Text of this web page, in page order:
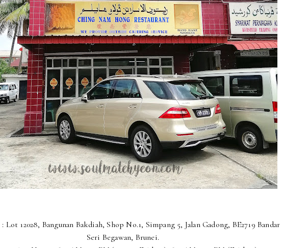
: Lot 12028, Bangunan Bakdiah, Shop No.1, Simpang 5, Jalan Gadong, BE2719 Bandar
Seri Begawan, Brunei.